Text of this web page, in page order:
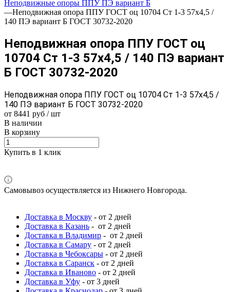
Неподвижные опоры ППУ ПЭ вариант Б
—Неподвижная опора ППУ ГОСТ оц 10704 Ст 1-3 57x4,5 /
140 ПЭ вариант Б ГОСТ 30732-2020
Неподвижная опора ППУ ГОСТ оц
10704 Ст 1-3 57x4,5 / 140 ПЭ вариант
Б ГОСТ 30732-2020
Неподвижная опора ППУ ГОСТ оц 10704 Ст 1-3 57x4,5 /
140 ПЭ вариант Б ГОСТ 30732-2020
от 8441 руб / шт
В наличии
В корзину
Купить в 1 клик
Самовывоз осуществляется из Нижнего Новгорода.
Доставка в Москву - от 2 дней
Доставка в Казань - от 2 дней
Доставка в Владимир - от 2 дней
Доставка в Самару - от 2 дней
Доставка в Чебоксары - от 2 дней
Доставка в Саранск - от 2 дней
Доставка в Иваново - от 2 дней
Доставка в Уфу - от 3 дней